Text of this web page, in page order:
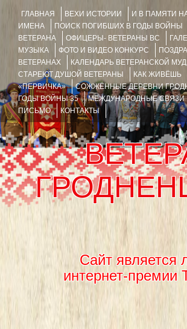
ГЛАВНАЯ ВЕХИ ИСТОРИИ
И В ПАМЯТИ
ИМЕНА
ПОИСК ПОГИБШИХ В ГОДЫ ВОЙНЫ
ВЕТЕРАНА
ОФИЦЕРЫ- ВЕТЕРАНЫ ВС
МУЗЫКА
ФОТО И ВИДЕО КОНКУРС
ВЕТЕРАНАХ
КАЛЕНДАРЬ ВЕТЕРАНСКОЙ
СТАРЕЮТ ДУШОЙ ВЕТЕРАНЫ
КАК ЖИВЁШЬ
«ПЕРВИЧКА»
СОЖЖЁННЫЕ ДЕРЕВНИ
ГОДЫ ВОЙНЫ 35
МЕЖДУНАРОДНЫЕ СВЯЗИ
ПИСЬМО
КОНТАКТЫ
Сайт является
интернет-премии